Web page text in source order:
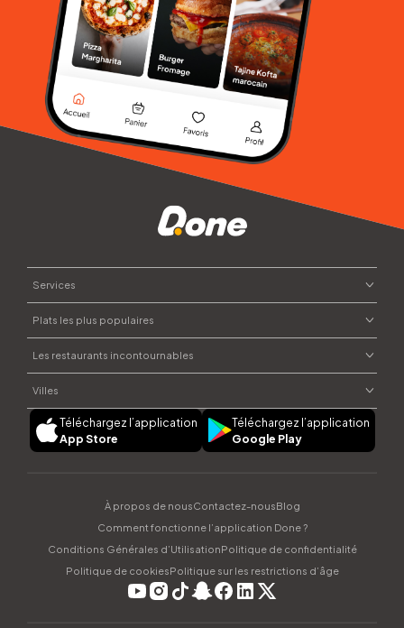
Téléchargez l’application
App Store
Téléchargez l’application
Google Play
Services
Commander un repas
Envoyer des fleurs
Commander du chocolat
Courses à domicile
Offrir un cadeau
Parapharmacie
Plats les plus populaires
Street food
Pâtisseries
Plats syriens
Salades
Les restaurants incontournables
Dar Naji
Sushi House
Villes
Rabat
À propos de nousContactez-nousBlog
Comment fonctionne l’application Done ?
Conditions Générales d’UtilisationPolitique de confidentialité
Politique de cookiesPolitique sur les restrictions d’âge